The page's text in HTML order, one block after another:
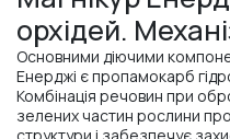
орхідей.
Основними діючими
Енерджі є пропамокарб
Комбінація речовин при
зелених частин рослини